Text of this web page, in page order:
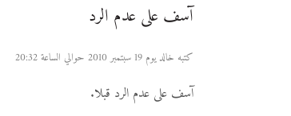
آسف على عدم الرد
كتبه خالد يوم 19 سبتمبر 2010 حوالي الساعة 20:32
آسف على عدم الرد قبلا.